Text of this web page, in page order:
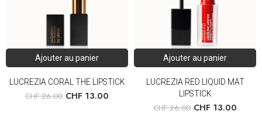
Ajouter au panier
LUCREZIA CORAL THE LIPSTICK
CHF26.00 CHF 13.00
Ajouter au panier
LUCREZIA RED LIQUID MAT
LIPSTICK
CHF26.00 CHF 13.00